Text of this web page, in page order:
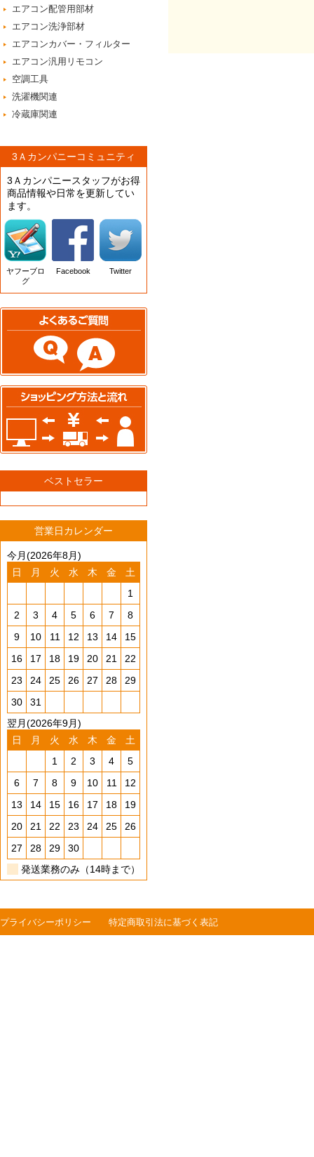
エアコン配管用部材
エアコン洗浄部材
エアコンカバー・フィルター
エアコン汎用リモコン
空調工具
洗濯機関連
冷蔵庫関連
3Ａカンパニーコミュニティ
3Ａカンパニースタッフがお得
商品情報や日常を更新してい
ます。
ヤフーブロ
グ
Facebook Twitter
ベストセラー
営業日カレンダー
今月(2026年8月)
日
月 火 水 木 金
土
1
2
3 4 5 6 7
8
9
10 11 12 13 14
15
16
17 18 19 20 21
22
23
24 25 26 27 28
29
30
31
翌月(2026年9月)
日
月 火 水 木 金
土
1
2 3 4
5
6
7 8 9 10 11
12
13
14 15 16 17 18
19
20
21 22 23 24 25
26
27
28 29
30
発送業務のみ（14時まで）
プライバシーポリシー 特定商取引法に基づく表記